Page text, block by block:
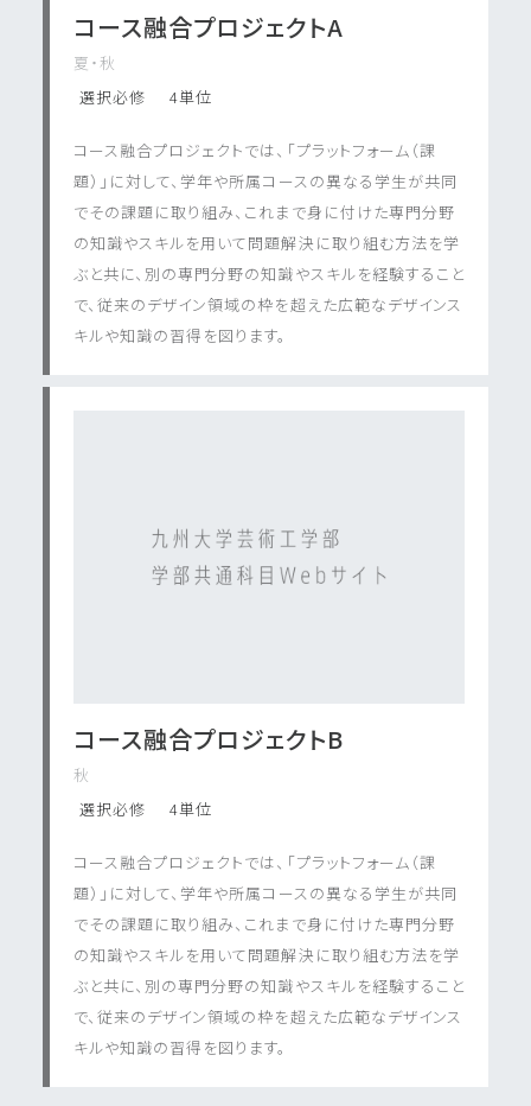
コース融合プロジェクトA
夏・秋
選択必修
4単位
コース融合プロジェクトでは、「プラットフォーム（課
題）」に対して、学年や所属コースの異なる学生が共同
でその課題に取り組み、これまで身に付けた専門分野
の知識やスキルを用いて問題解決に取り組む方法を学
ぶと共に、別の専門分野の知識やスキルを経験すること
で、従来のデザイン領域の枠を超えた広範なデザインス
キルや知識の習得を図ります。
コース融合プロジェクトB
秋
選択必修
4単位
コース融合プロジェクトでは、「プラットフォーム（課
題）」に対して、学年や所属コースの異なる学生が共同
でその課題に取り組み、これまで身に付けた専門分野
の知識やスキルを用いて問題解決に取り組む方法を学
ぶと共に、別の専門分野の知識やスキルを経験すること
で、従来のデザイン領域の枠を超えた広範なデザインス
キルや知識の習得を図ります。